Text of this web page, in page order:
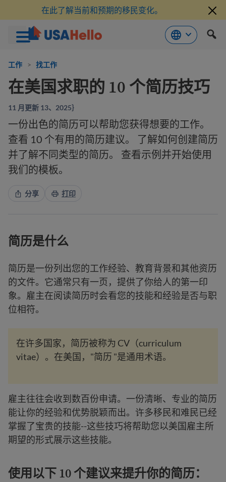
在此了解当前和预期的移民变化。
工作 > 找工作
在美国求职的 10 个简历技巧
11 月更新 13、2025｝
一份出色的简历可以帮助您获得想要的工作。
查看 10 个有用的简历建议。 了解如何创建简历
并了解不同类型的简历。 查看示例并开始使用
我们的模板。
分享 打印
简历是什么
简历是一份列出您的工作经验、教育背景和其他资历
的文件。它通常只有一页，提供了你给人的第一印
象。雇主在阅读简历时会看您的技能和经验是否与职
位相符。
在许多国家，简历被称为 CV（curriculum
vitae）。在美国，"简历 "是通用术语。
雇主往往会收到数百份申请。一份清晰、专业的简历
能让你的经验和优势脱颖而出。许多移民和难民已经
掌握了宝贵的技能--这些技巧将帮助您以美国雇主所
期望的形式展示这些技能。
使用以下 10 个建议来提升你的简历：